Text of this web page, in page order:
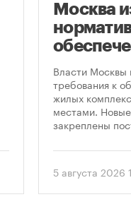
Москва
Власти Москвы
требования к
жилых
местами.
закреплены
от 5 августа
подход к
необходимого
5 августа 2026